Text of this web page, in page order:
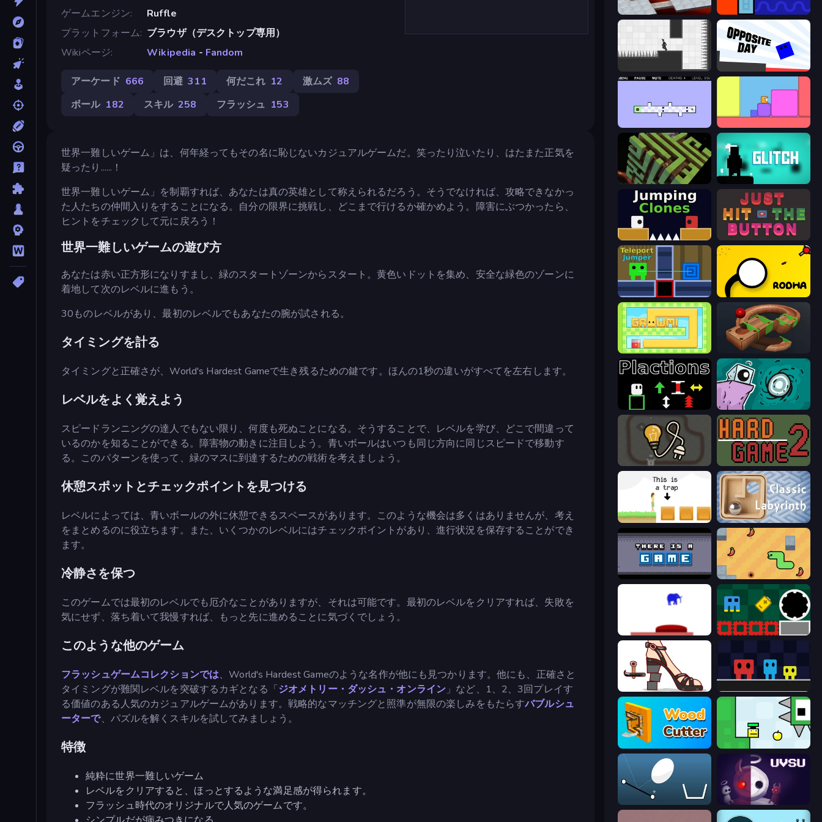
ゲームエンジン
Ruffle
プラットフォーム ブラウザ（デスクトップ専用）
Wikiページ
Wikipedia - Fandom
アーケード 666 回避 311 何だこれ 12 激ムズ 88
ボール 182 スキル 258 フラッシュ 153
世界一難しいゲーム」は、何年経ってもその名に恥じないカジュアルゲームだ。笑ったり泣いたり、はたまた正気を
疑ったり......！
世界一難しいゲーム」を制覇すれば、あなたは真の英雄として称えられるだろう。そうでなければ、攻略できなかっ
た人たちの仲間入りをすることになる。自分の限界に挑戦し、どこまで行けるか確かめよう。障害にぶつかったら、
ヒントをチェックして元に戻ろう！
世界一難しいゲームの遊び方
あなたは赤い正方形になりすまし、緑のスタートゾーンからスタート。黄色いドットを集め、安全な緑色のゾーンに
着地して次のレベルに進もう。
30ものレベルがあり、最初のレベルでもあなたの腕が試される。
タイミングを計る
タイミングと正確さが、World's Hardest Gameで生き残るための鍵です。ほんの1秒の違いがすべてを左右します。
レベルをよく覚えよう
スピードランニングの達人でもない限り、何度も死ぬことになる。そうすることで、レベルを学び、どこで間違って
いるのかを知ることができる。障害物の動きに注目しよう。青いボールはいつも同じ方向に同じスピードで移動す
る。このパターンを使って、緑のマスに到達するための戦術を考えましょう。
休憩スポットとチェックポイントを見つける
レベルによっては、青いボールの外に休憩できるスペースがあります。このような機会は多くはありませんが、考え
をまとめるのに役立ちます。また、いくつかのレベルにはチェックポイントがあり、進行状況を保存することができ
ます。
冷静さを保つ
このゲームでは最初のレベルでも厄介なことがありますが、それは可能です。最初のレベルをクリアすれば、失敗を
気にせず、落ち着いて我慢すれば、もっと先に進めることに気づくでしょう。
このような他のゲーム
フラッシュゲームコレクションでは、World's Hardest Gameのような名作が他にも見つかります。他にも、正確さと
タイミングが難関レベルを突破するカギとなる「ジオメトリー・ダッシュ・オンライン 」など、1、2、3回プレイす
る価値のある人気のカジュアルゲームがあります。戦略的なマッチングと照準が無限の楽しみをもたらすバブルシュ
ーターで、パズルを解くスキルを試してみましょう。
特徴
純粋に世界一難しいゲーム
レベルをクリアすると、ほっとするような満足感が得られます。
フラッシュ時代のオリジナルで人気のゲームです。
Bloxorz Lava and Aqua
Opposite Day
Maze Planet 3D
Jumping Clones Just Hit the Button
Teleport Jumper Rodha
Growmi Marble Run
Plactions Tilo
Light The Lamp Hard Game 2
The Unfair Platformer Classic Labyrinth 3D
There Is No Game SSSPICY!
This Is The Only Level Jump and Hover
Kakato Otoshi
Wood Cutter - Saw
Bouncy Egg UVSU